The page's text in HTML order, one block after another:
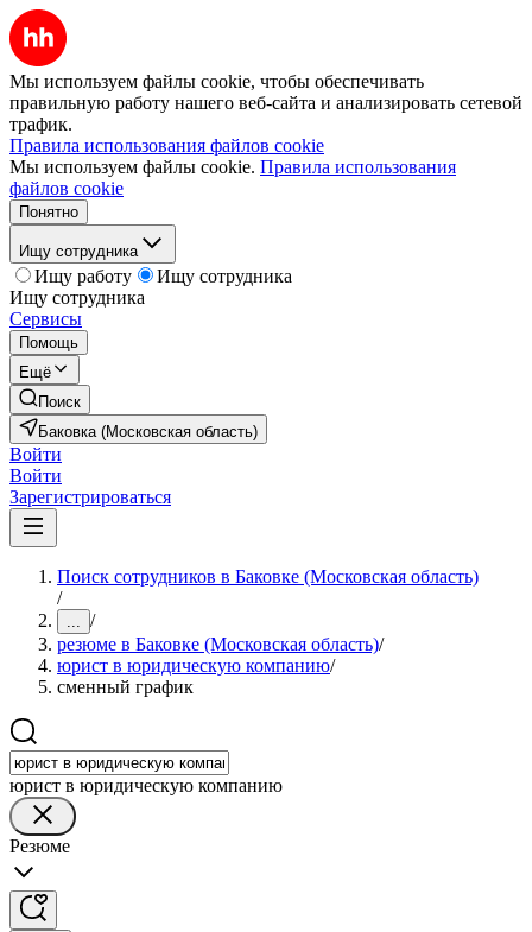
Мы используем файлы cookie, чтобы обеспечивать
правильную работу нашего веб-сайта и анализировать сетевой
трафик.
Правила использования файлов cookie
Мы используем файлы cookie. Правила использования
файлов cookie
Понятно
Ищу сотрудника
Ищу работу
Ищу сотрудника
Ищу сотрудника
Сервисы
Помощь
Ещё
Поиск
Баковка (Московская область)
Войти
Войти
Зарегистрироваться
Поиск сотрудников в Баковке (Московская область)
/
... /
резюме в Баковке (Московская область)/
юрист в юридическую компанию/
сменный график
юрист в юридическую компанию
Резюме